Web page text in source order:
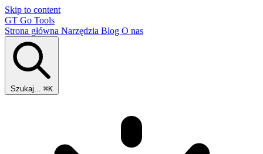
Skip to content
GT Go Tools
Strona główna Narzędzia Blog O nas
Szukaj... ⌘K